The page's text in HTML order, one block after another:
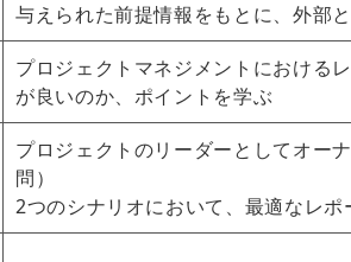
与えられた前提情報をもとに、外部
プロジェクトマネジメントにおける
が良いのか、ポイントを学ぶ
プロジェクトのリーダーとしてオー
問）
2つのシナリオにおいて、最適なレポ